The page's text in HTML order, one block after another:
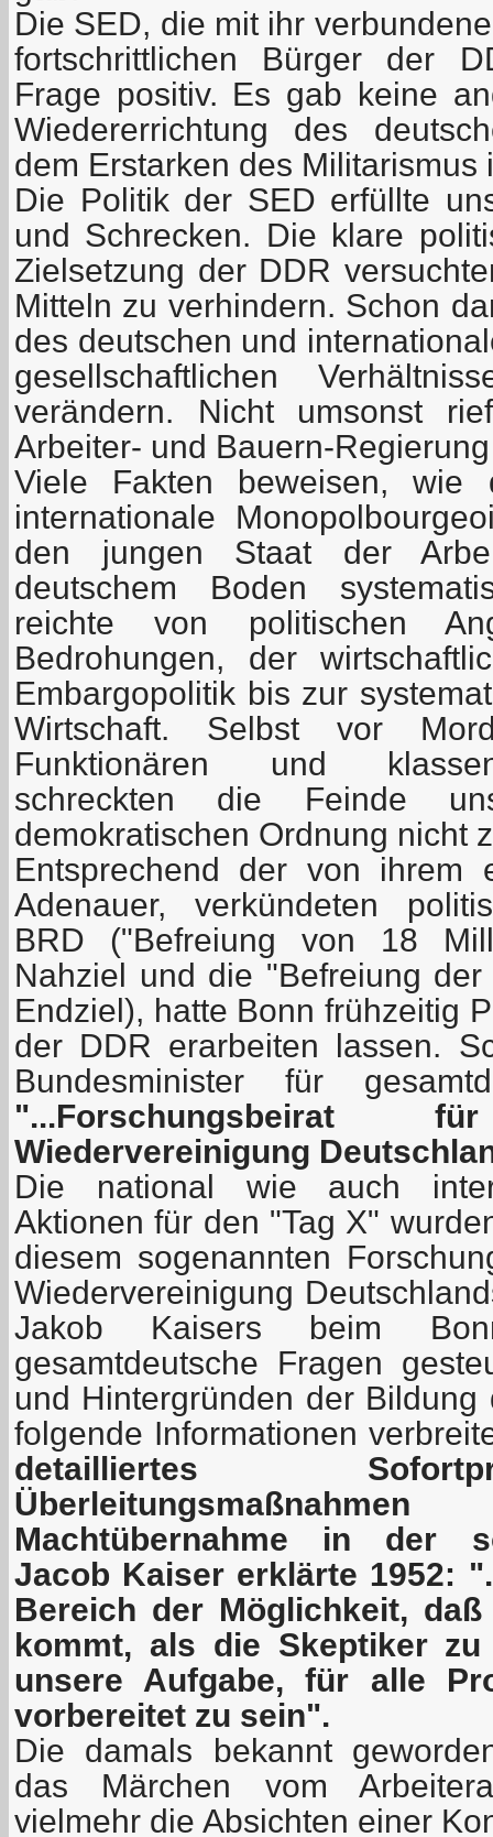
Die SED, die mit ihr
fortschrittlichen Bürger der
Frage positiv. Es gab keine
Wiedererrichtung des
dem Erstarken des Militarismus
Die Politik der SED erfüllte
und Schrecken. Die klare
Zielsetzung der DDR
Mitteln zu verhindern. Schon
des deutschen und
gesellschaftlichen
verändern. Nicht umsonst
Arbeiter- und Bauern-
Viele Fakten beweisen, wie
internationale
den jungen Staat der
deutschem Boden
reichte von politischen
Bedrohungen, der
Embargopolitik bis zur
Wirtschaft. Selbst vor
Funktionären und
schreckten die Feinde
demokratischen Ordnung nicht
Entsprechend der von ihrem
Adenauer, verkündeten
BRD ("Befreiung von 18
Nahziel und die "Befreiung
Endziel), hatte Bonn frühzeitig
der DDR erarbeiten lassen.
Bundesminister für
Wiedervereinigung
Die national wie auch
Aktionen für den "Tag X"
diesem sogenannten
Wiedervereinigung
Jakob Kaisers beim
gesamtdeutsche Fragen
und Hintergründen der
folgende Informationen
detailliertes
Machtübernahme in der
Jacob Kaiser erklärte 1952:
Bereich der Möglichkeit,
kommt, als die Skeptiker
unsere Aufgabe, für alle
vorbereitet zu sein".
Die damals bekannt
das Märchen vom
vielmehr die Absichten einer